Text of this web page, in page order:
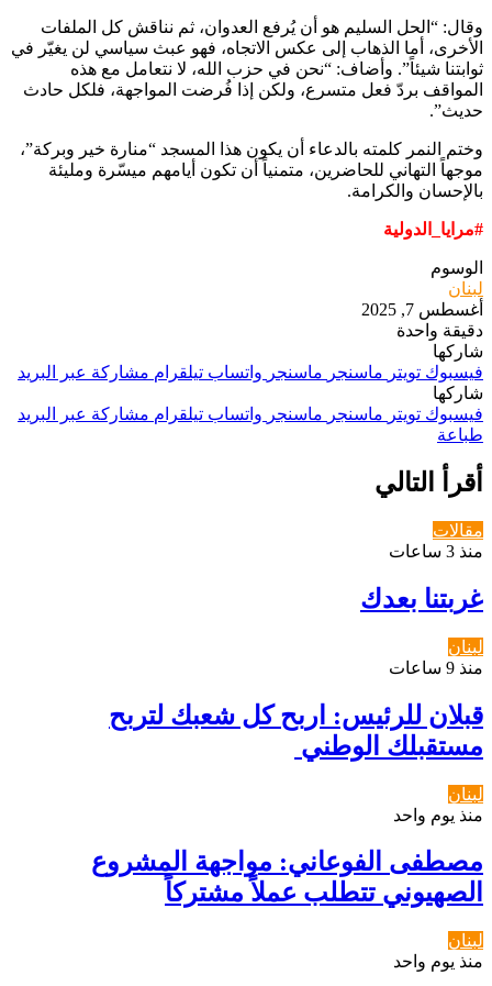
‏وقال: “الحل السليم هو أن يُرفع العدوان، ثم نناقش كل الملفات
الأخرى، أما الذهاب إلى عكس الاتجاه، فهو عبث سياسي لن يغيّر في
ثوابتنا شيئاً”. وأضاف: “نحن في حزب الله، لا نتعامل مع هذه
المواقف بردّ فعل متسرع، ولكن إذا فُرضت المواجهة، فلكل حادث
حديث”.
‏وختم النمر كلمته بالدعاء أن يكون هذا المسجد “منارة خير وبركة”،
موجهاً التهاني للحاضرين، متمنياً أن تكون أيامهم ميسّرة ومليئة
بالإحسان والكرامة.
‏#مرايا_الدولية
الوسوم
لبنان
أغسطس 7, 2025
دقيقة واحدة
شاركها
فيسبوك تويتر ماسنجر ماسنجر واتساب تيلقرام مشاركة عبر البريد
شاركها
فيسبوك تويتر ماسنجر ماسنجر واتساب تيلقرام مشاركة عبر البريد
طباعة
أقرأ التالي
مقالات
منذ 3 ساعات
غربتنا بعدك
لبنان
منذ 9 ساعات
قبلان للرئيس: اربح كل شعبك لتربح
مستقبلك الوطني ‏
لبنان
منذ يوم واحد
مصطفى الفوعاني: مواجهة المشروع
الصهيوني تتطلب عملاً مشتركاً
لبنان
منذ يوم واحد